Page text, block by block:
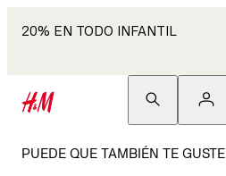
20% EN TODO INFANTIL
PUEDE QUE TAMBIÉN TE GUSTE